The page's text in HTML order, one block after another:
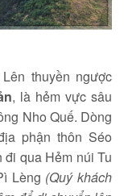
thuyền ngược
, là hẻm vực sâu
Nho Quế. Dòng
phận thôn Séo
qua Hẻm núi Tu
Lèng (Quý khách